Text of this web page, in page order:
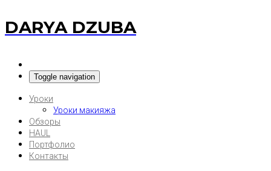
DARYA DZUBA
Toggle navigation
Уроки
Уроки макияжа
Обзоры
HAUL
Портфолио
Контакты